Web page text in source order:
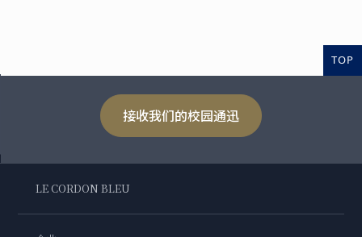
TOP
接收我们的校园通迅
LE CORDON BLEU